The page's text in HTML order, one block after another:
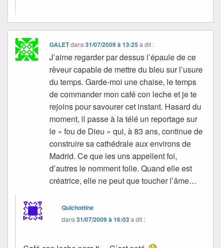
GALETdans31/07/2009 à 13:25 a dit :
J’aime regarder par dessus l’épaule de ce
rêveur capable de mettre du bleu sur l’usure
du temps. Garde-moi une chaise, le temps
de commander mon café con leche et je te
rejoins pour savourer cet instant. Hasard du
moment, il passe à la télé un reportage sur
le « fou de Dieu » qui, à 83 ans, continue de
construire sa cathédrale aux environs de
Madrid. Ce que les uns appellent foi,
d’autres le nomment folie. Quand elle est
créatrice, elle ne peut que toucher l’âme…
Quichottine
dans31/07/2009 à 16:03a dit :